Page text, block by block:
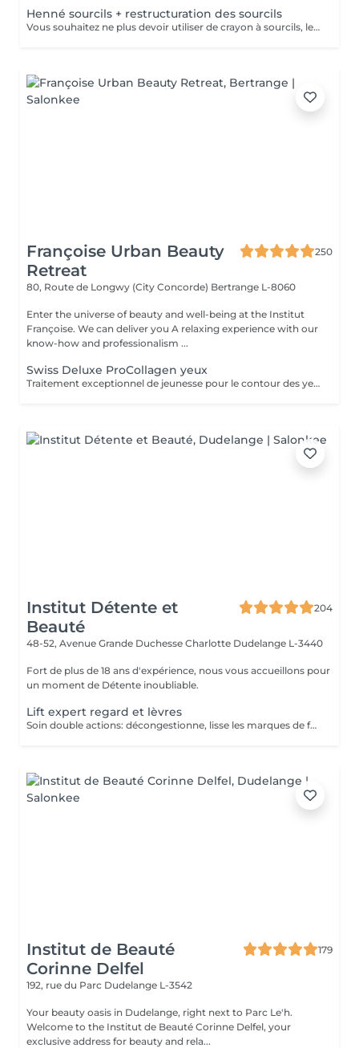
Henné sourcils + restructuration des sourcils
Vous souhaitez ne plus devoir utiliser de crayon à sourcils, le henné est ce qu'il vous faut. Il s'agit d'une teinture végétale qui va colorer la peau pendant 2 semaines et teinter les sourcils pendant au moins 6 semaines. Vous obtiendrez ainsi des sourcils parfaitement redessinés de façon plus durable. Le henné peut également être la solution pour raviver un microblading entre deux retouches, ceci vous permettra de tenir un peu plus longtemps avant de refaire le microblading. Restructuration complète des sourcils compris dans la prestation.
Françoise Urban Beauty
Retreat
250
80, Route de Longwy (City Concorde) Bertrange L-8060
Enter the universe of beauty and well-being at the Institut
Françoise. We can deliver you A relaxing experience with our
know-how and professionalism ...
Swiss Deluxe ProCollagen yeux
Traitement exceptionnel de jeunesse pour le contour des yeux, repulpant intense ,anti poches anti rides , effet immédiat
Institut Détente et
Beauté
204
48-52, Avenue Grande Duchesse Charlotte Dudelange L-3440
Fort de plus de 18 ans d'expérience, nous vous accueillons pour
un moment de Détente inoubliable.
Lift expert regard et lèvres
Soin double actions: décongestionne, lisse les marques de fatigue et repulpe les lèvres
Institut de Beauté
Corinne Delfel
179
192, rue du Parc Dudelange L-3542
Your beauty oasis in Dudelange, right next to Parc Le'h.
Welcome to the Institut de Beauté Corinne Delfel, your
exclusive address for beauty and rela...